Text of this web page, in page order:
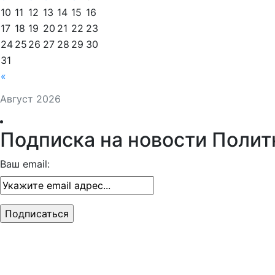
Август 2026
«
10 11 12 13 14 15 16
17 18 19 20 21 22 23
24 25 26 27 28 29 30
31
Подписка на новости
Ваш email: